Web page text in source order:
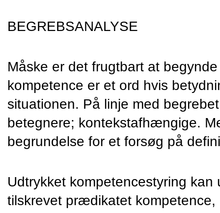
BEGREBSANALYSE
Måske er det frugtbart at
kompetence er et ord hvis
situationen. På linje med begrebet
betegnere; kontekstafhængige.
begrundelse for et forsøg på
Udtrykket kompetencestyring
tilskrevet prædikatet